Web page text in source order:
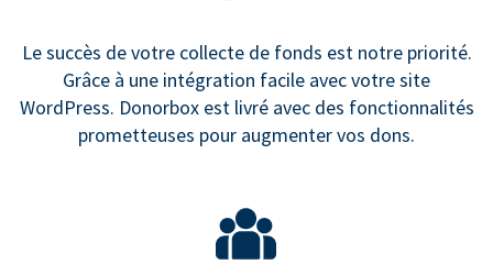
Le succès de votre collecte de fonds est notre priorité.
Grâce à une intégration facile avec votre site
WordPress. Donorbox est livré avec des fonctionnalités
prometteuses pour augmenter vos dons.